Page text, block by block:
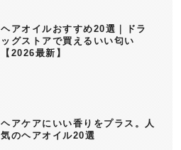
ヘアオイルおすすめ20選｜ドラ
ッグストアで買えるいい匂い
【2026最新】
ヘアケアにいい香りをプラス。人
気のヘアオイル20選